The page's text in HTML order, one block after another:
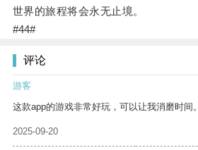
世界的旅程将会永无止境。
#44#
评论
游客
这款app的游戏非常好玩，可以让我消磨时间。
2025-09-20